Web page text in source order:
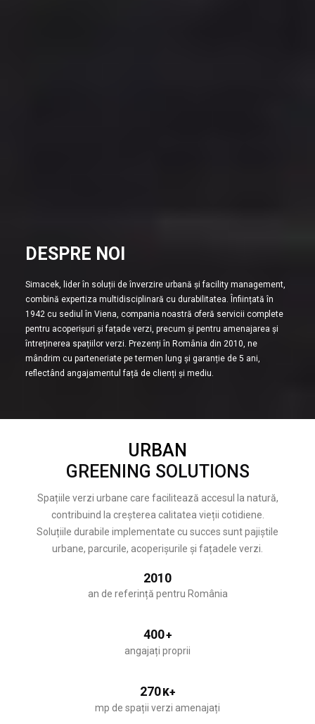
DESPRE NOI
Simacek, lider în soluții de înverzire urbană și facility management,
combină expertiza multidisciplinară cu durabilitatea. Înființată în
1942 cu sediul în Viena, compania noastră oferă servicii complete
pentru acoperișuri și fațade verzi, precum și pentru amenajarea și
întreținerea spațiilor verzi. Prezenți în România din 2010, ne
mândrim cu parteneriate pe termen lung și garanție de 5 ani,
reflectând angajamentul față de clienți și mediu.
URBAN
GREENING SOLUTIONS
Spațiile verzi urbane care facilitează accesul la natură,
contribuind la creșterea calitatea vieții cotidiene.
Soluțiile durabile implementate cu succes sunt pajiștile
urbane, parcurile, acoperișurile și fațadele verzi.
2010
an de referință pentru România
400+
angajați proprii
270K+
mp de spații verzi amenajați